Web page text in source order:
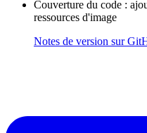
Couverture du code :
ressources d'image
Notes de version sur